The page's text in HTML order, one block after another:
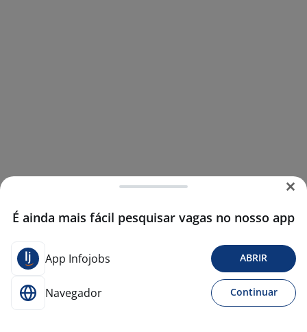
É ainda mais fácil pesquisar vagas no nosso app
App Infojobs ABRIR
Navegador Continuar